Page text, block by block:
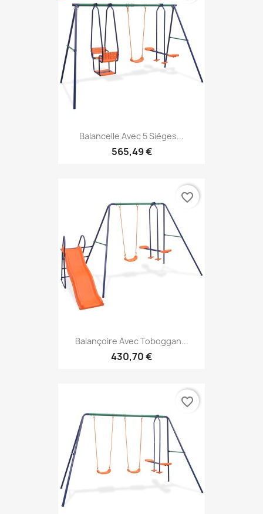
Balancelle Avec 5 Sièges...
565,49 €
Balançoire Avec Toboggan...
430,70 €
favorite_border
favorite_border